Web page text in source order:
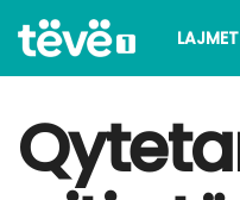
LAJMET